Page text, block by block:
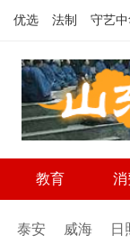
优选 法制 守艺
教育 消
泰安 威海 日